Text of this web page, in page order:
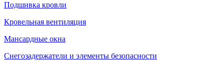
Подшивка кровли
Кровельная вентиляция
Мансардные окна
Снегозадержатели и элементы безопасности